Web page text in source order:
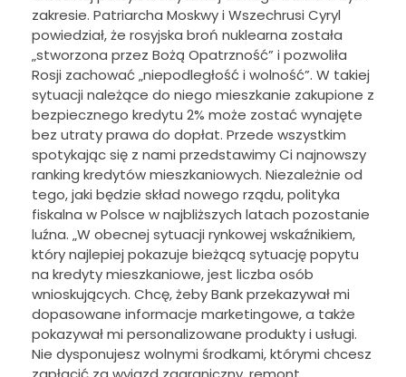
zakresie. Patriarcha Moskwy i Wszechrusi Cyryl
powiedział, że rosyjska broń nuklearna została
„stworzona przez Bożą Opatrzność” i pozwoliła
Rosji zachować „niepodległość i wolność”. W takiej
sytuacji należące do niego mieszkanie zakupione z
bezpiecznego kredytu 2% może zostać wynajęte
bez utraty prawa do dopłat. Przede wszystkim
spotykając się z nami przedstawimy Ci najnowszy
ranking kredytów mieszkaniowych. Niezależnie od
tego, jaki będzie skład nowego rządu, polityka
fiskalna w Polsce w najbliższych latach pozostanie
luźna. „W obecnej sytuacji rynkowej wskaźnikiem,
który najlepiej pokazuje bieżącą sytuację popytu
na kredyty mieszkaniowe, jest liczba osób
wnioskujących. Chcę, żeby Bank przekazywał mi
dopasowane informacje marketingowe, a także
pokazywał mi personalizowane produkty i usługi.
Nie dysponujesz wolnymi środkami, którymi chcesz